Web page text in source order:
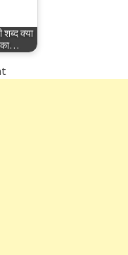
शब्द क्या
का…